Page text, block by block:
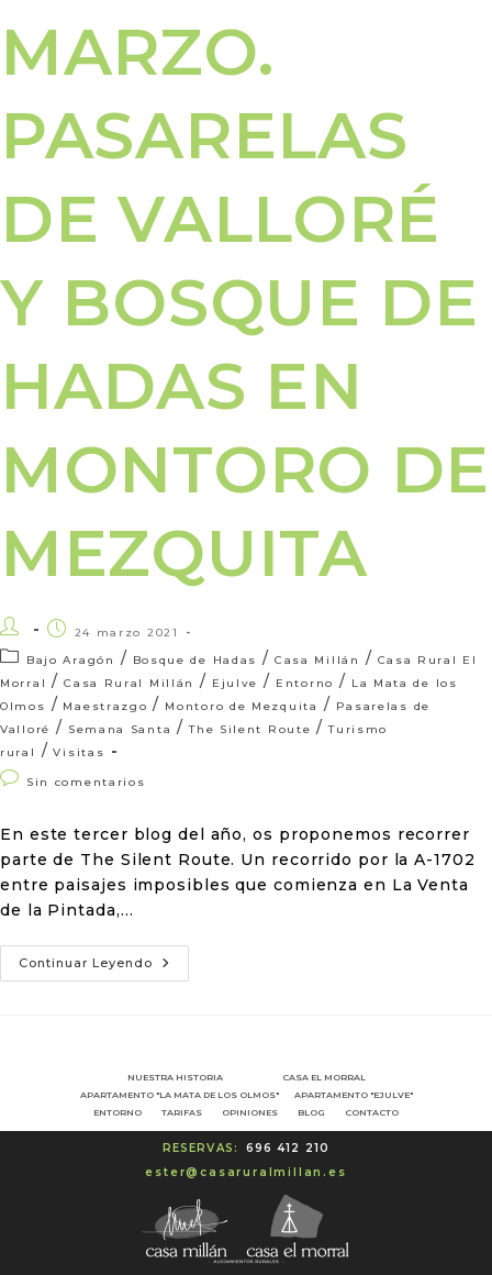
MARZO.
PASARELAS
DE VALLORÉ
Y BOSQUE DE
HADAS EN
MONTORO DE
MEZQUITA
24 marzo 2021
Bajo Aragón
/ Bosque de Hadas / Casa Millán / Casa Rural El
Morral / Casa Rural Millán / Ejulve / Entorno / La Mata de los
Olmos / Maestrazgo / Montoro de Mezquita / Pasarelas de
Valloré / Semana Santa / The Silent Route / Turismo
rural
/ Visitas
Sin comentarios
En este tercer blog del año, os proponemos recorrer
parte de The Silent Route. Un recorrido por la A-1702
entre paisajes imposibles que comienza en La Venta
de la Pintada,…
Continuar Leyendo
NUESTRA HISTORIA
CASA EL MORRAL
APARTAMENTO "LA MATA DE LOS OLMOS"
APARTAMENTO "EJULVE"
ENTORNO
TARIFAS OPINIONES BLOG CONTACTO
RESERVAS:
696 412 210
ester@casaruralmillan.es